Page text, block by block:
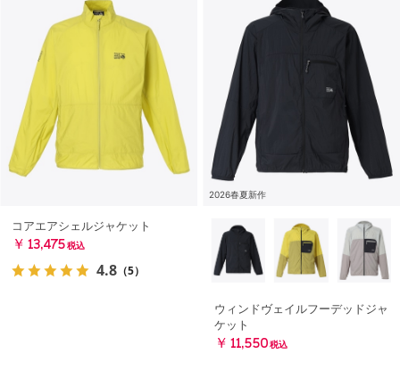
コアエアシェルジャケット
￥13,475 税込
4.8 （5）
2026春夏新作
ウィンドヴェイルフーデッドジャ
ケット
￥11,550 税込